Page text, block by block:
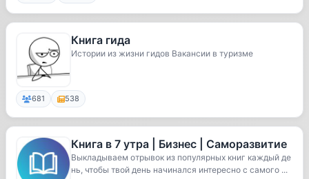
Книга гида
Истории из жизни гидов Вакансии в туризме
681 538
Книга в 7 утра | Бизнес | Cаморазвитие
Выкладываем отрывок из популярных книг каждый де
нь, чтобы твой день начинался интересно с самого ...